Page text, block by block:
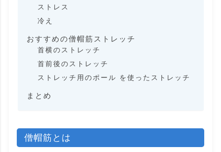
ストレス
冷え
おすすめの僧帽筋ストレッチ
首横のストレッチ
首前後のストレッチ
ストレッチ用のポール を使ったストレッチ
まとめ
僧帽筋とは